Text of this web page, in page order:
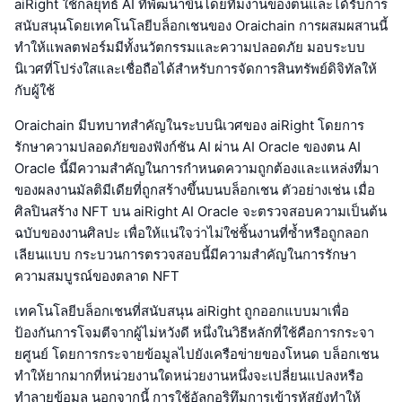
aiRight ใช้กลยุทธ์ AI ที่พัฒนาขึ้นโดยทีมงานของตนและได้รับการ
สนับสนุนโดยเทคโนโลยีบล็อกเชนของ Oraichain การผสมผสานนี้
ทำให้แพลตฟอร์มมีทั้งนวัตกรรมและความปลอดภัย มอบระบบ
นิเวศที่โปร่งใสและเชื่อถือได้สำหรับการจัดการสินทรัพย์ดิจิทัลให้
กับผู้ใช้
Oraichain มีบทบาทสำคัญในระบบนิเวศของ aiRight โดยการ
รักษาความปลอดภัยของฟังก์ชัน AI ผ่าน AI Oracle ของตน AI
Oracle นี้มีความสำคัญในการกำหนดความถูกต้องและแหล่งที่มา
ของผลงานมัลติมีเดียที่ถูกสร้างขึ้นบนบล็อกเชน ตัวอย่างเช่น เมื่อ
ศิลปินสร้าง NFT บน aiRight AI Oracle จะตรวจสอบความเป็นต้น
ฉบับของงานศิลปะ เพื่อให้แน่ใจว่าไม่ใช่ชิ้นงานที่ซ้ำหรือถูกลอก
เลียนแบบ กระบวนการตรวจสอบนี้มีความสำคัญในการรักษา
ความสมบูรณ์ของตลาด NFT
เทคโนโลยีบล็อกเชนที่สนับสนุน aiRight ถูกออกแบบมาเพื่อ
ป้องกันการโจมตีจากผู้ไม่หวังดี หนึ่งในวิธีหลักที่ใช้คือการกระจา
ยศูนย์ โดยการกระจายข้อมูลไปยังเครือข่ายของโหนด บล็อกเชน
ทำให้ยากมากที่หน่วยงานใดหน่วยงานหนึ่งจะเปลี่ยนแปลงหรือ
ทำลายข้อมูล นอกจากนี้ การใช้อัลกอริทึมการเข้ารหัสยังทำให้